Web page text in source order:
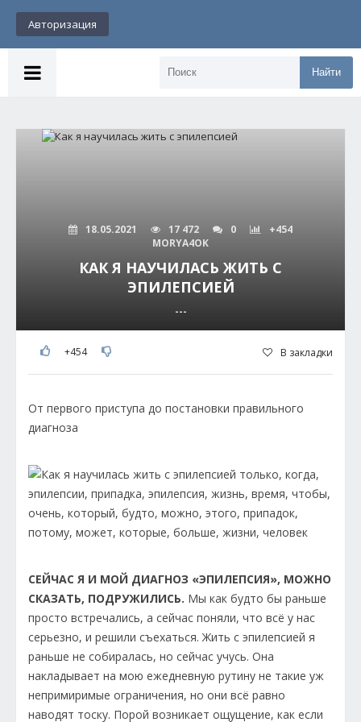
Авторизация
Найти
18.05.2021 17 472 0
+454
MORYA4OK
КАК Я НАУЧИЛАСЬ ЖИТЬ С
ЭПИЛЕПСИЕЙ
---
+454 В закладки
От первого приступа до постановки правильного
диагноза
СЕЙЧАС Я И МОЙ ДИАГНОЗ «ЭПИЛЕПСИЯ», МОЖНО
СКАЗАТЬ, ПОДРУЖИЛИСЬ. Мы как будто бы раньше
просто встречались, а сейчас поняли, что всё у нас
серьезно, и решили съехаться. Жить с эпилепсией я
раньше не собиралась, но сейчас учусь. Она
накладывает на мою ежедневную рутину не такие уж
непримиримые ограничения, но они всё равно
наводят тоску. Порой возникает ощущение, как если